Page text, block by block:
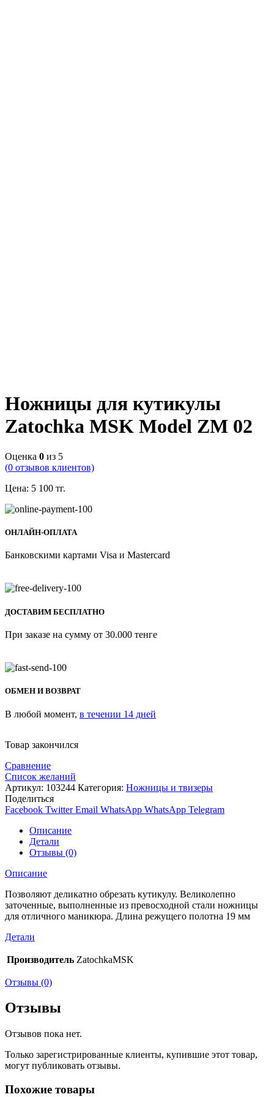
Ножницы для кутикулы
Zatochka MSK Model ZM 02
Оценка 0 из 5
(0 отзывов клиентов)
Цена: 5 100 тг.
ОНЛАЙН-ОПЛАТА
Банковскими картами Visa и Mastercard
ДОСТАВИМ БЕСПЛАТНО
При заказе на сумму от 30.000 тенге
ОБМЕН И ВОЗВРАТ
В любой момент, в течении 14 дней
Товар закончился
Сравнение
Список желаний
Артикул: 103244 Категория: Ножницы и твизеры
Поделиться
Facebook Twitter Email WhatsApp WhatsApp Telegram
Описание
Детали
Отзывы (0)
Описание
Позволяют деликатно обрезать кутикулу. Великолепно
заточенные, выполненные из превосходной стали ножницы
для отличного маникюра. Длина режущего полотна 19 мм
Детали
Производитель ZatochkaMSK
Отзывы (0)
Отзывы
Отзывов пока нет.
Только зарегистрированные клиенты, купившие этот товар,
могут публиковать отзывы.
Похожие товары